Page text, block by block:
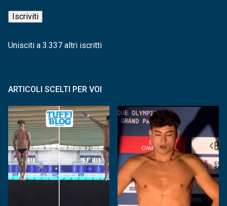
mail
Iscriviti
Unisciti a 3.337 altri iscritti
ARTICOLI SCELTI PER VOI